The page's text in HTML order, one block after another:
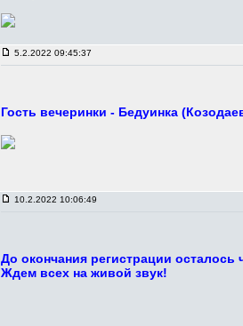
5.2.2022 09:45:37
Гость вечеринки - Бедуинка
10.2.2022 10:06:49
До окончания регистрации
Ждем всех на живой звук!